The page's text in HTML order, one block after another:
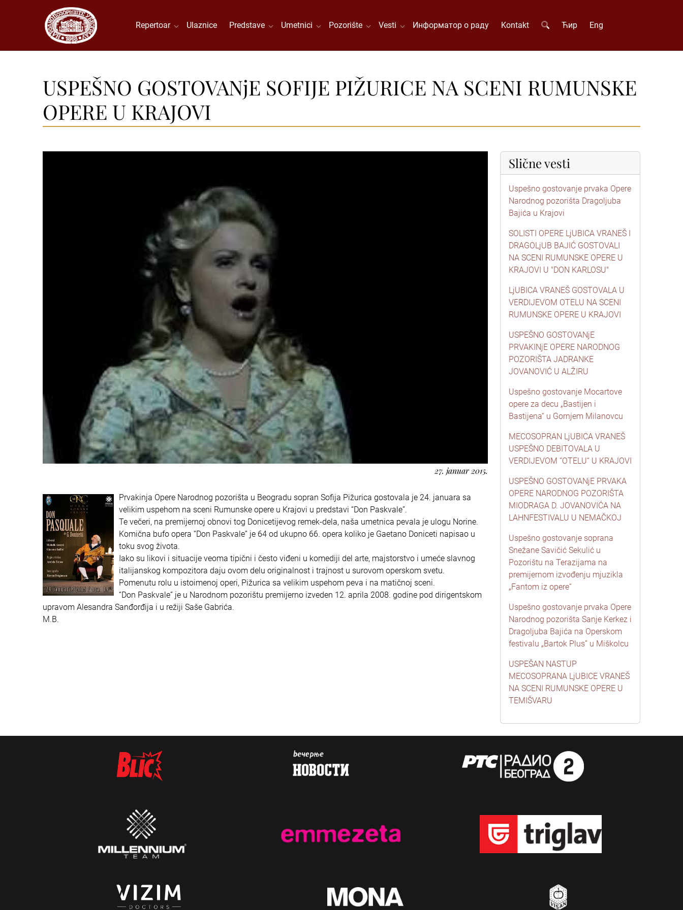
Repertoar Ulaznice Predstave Umetnici Pozorište Vesti Информатор о раду Kontakt Ћир Eng
USPEŠNO GOSTOVANjE SOFIJE PIŽURICE NA SCENI RUMUNSKE
OPERE U KRAJOVI
27. januar 2015.
Prvakinja Opere Narodnog pozorišta u Beogradu sopran Sofija Pižurica gostovala je 24. januara sa
velikim uspehom na sceni Rumunske opere u Krajovi u predstavi “Don Paskvale”.
Te večeri, na premijernoj obnovi tog Donicetijevog remek-dela, naša umetnica pevala je ulogu Norine.
Komična bufo opera “Don Paskvale” je 64 od ukupno 66. opera koliko je Gaetano Doniceti napisao u
toku svog života.
Iako su likovi i situacije veoma tipični i često viđeni u komediji del arte, majstorstvo i umeće slavnog
italijanskog kompozitora daju ovom delu originalnost i trajnost u surovom operskom svetu.
Pomenutu rolu u istoimenoj operi, Pižurica sa velikim uspehom peva i na matičnoj sceni.
“Don Paskvale” je u Narodnom pozorištu premijerno izveden 12. aprila 2008. godine pod dirigentskom
upravom Alesandra Sanđorđija i u režiji Saše Gabrića.
M.B.
Slične vesti
Uspešno gostovanje prvaka Opere
Narodnog pozorišta Dragoljuba
Bajića u Krajovi
SOLISTI OPERE LjUBICA VRANEŠ I
DRAGOLjUB BAJIĆ GOSTOVALI
NA SCENI RUMUNSKE OPERE U
KRAJOVI U "DON KARLOSU"
LjUBICA VRANEŠ GOSTOVALA U
VERDIJEVOM OTELU NA SCENI
RUMUNSKE OPERE U KRAJOVI
USPEŠNO GOSTOVANjE
PRVAKINjE OPERE NARODNOG
POZORIŠTA JADRANKE
JOVANOVIĆ U ALŽIRU
Uspešno gostovanje Mocartove
opere za decu „Bastijen i
Bastijena“ u Gornjem Milanovcu
MECOSOPRAN LjUBICA VRANEŠ
USPEŠNO DEBITOVALA U
VERDIJEVOM “OTELU“ U KRAJOVI
USPEŠNO GOSTOVANjE PRVAKA
OPERE NARODNOG POZORIŠTA
MIODRAGA D. JOVANOVIĆA NA
LAHNFESTIVALU U NEMAČKOJ
Uspešno gostovanje soprana
Snežane Savičić Sekulić u
Pozorištu na Terazijama na
premijernom izvođenju mjuzikla
„Fantom iz opere“
Uspešno gostovanje prvaka Opere
Narodnog pozorišta Sanje Kerkez i
Dragoljuba Bajića na Operskom
festivalu „Bartok Plus” u Miškolcu
USPEŠAN NASTUP
MECOSOPRANA LjUBICE VRANEŠ
NA SCENI RUMUNSKE OPERE U
TEMIŠVARU